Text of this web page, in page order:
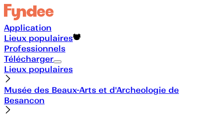
Application
Lieux populaires
Professionnels
Télécharger
Lieux populaires
Musée des Beaux-Arts et d'Archeologie de
Besancon